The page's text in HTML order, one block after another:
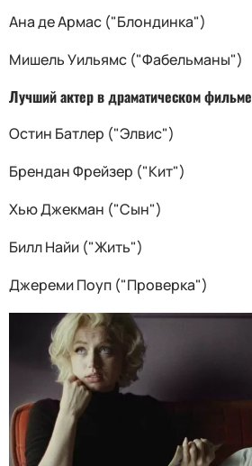
Ана де Армас ("Блондинка")
Мишель Уильямс ("Фабельманы")
Лучший актер в драматическом фильме
Остин Батлер ("Элвис")
Брендан Фрейзер ("Кит")
Хью Джекман ("Сын")
Билл Найи ("Жить")
Джереми Поуп ("Проверка")